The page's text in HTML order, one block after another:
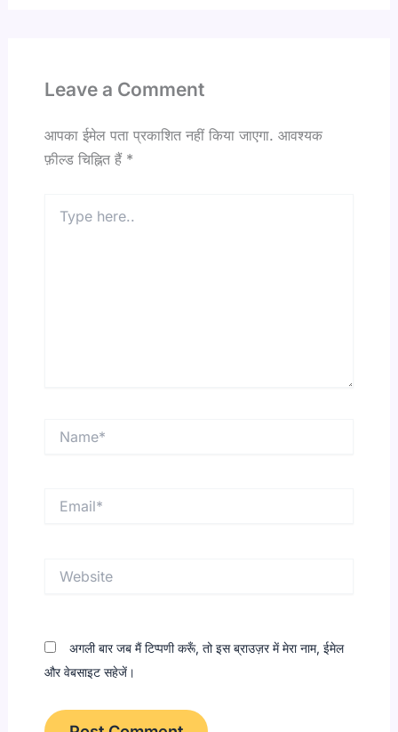
Leave a Comment
आपका ईमेल पता प्रकाशित नहीं किया जाएगा. आवश्यक
फ़ील्ड चिह्नित हैं *
here..
अगली बार जब मैं टिप्पणी करूँ, तो इस ब्राउज़र में मेरा नाम, ईमेल
और वेबसाइट सहेजें।